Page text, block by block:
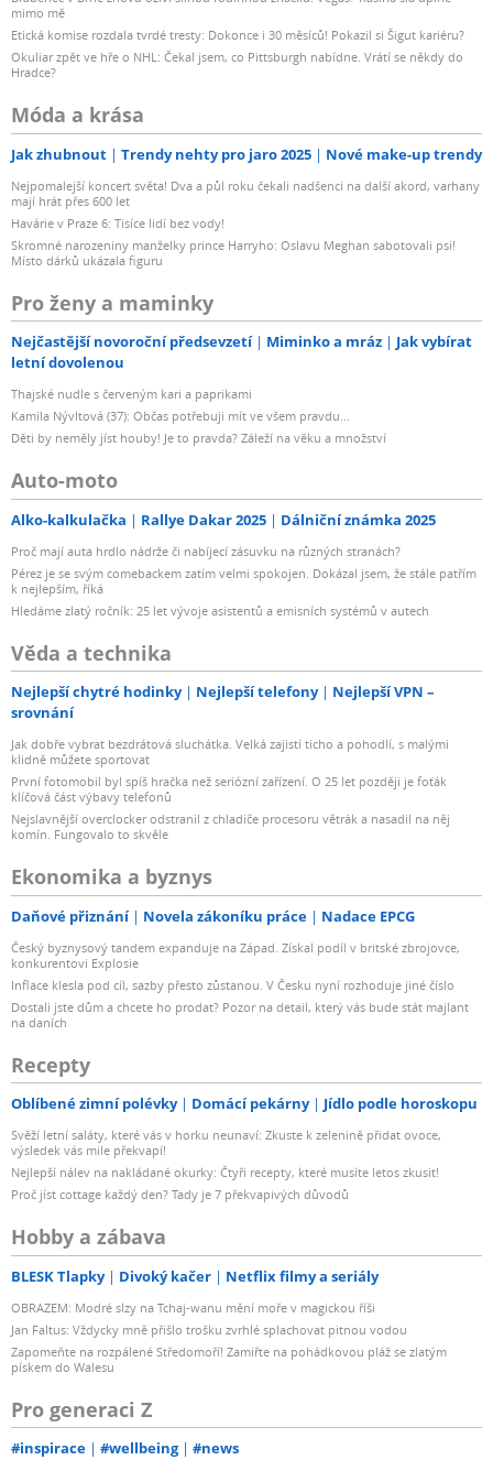
mimo mě
Etická komise rozdala tvrdé tresty: Dokonce i 30 měsíců! Pokazil si Šigut kariéru?
Okuliar zpět ve hře o NHL: Čekal jsem, co Pittsburgh nabídne. Vrátí se někdy do
Hradce?
Móda a krása
Jak zhubnout Trendy nehty pro jaro 2025 Nové make-up trendy
Nejpomalejší koncert světa! Dva a půl roku čekali nadšenci na další akord, varhany
mají hrát přes 600 let
Havárie v Praze 6: Tisíce lidí bez vody!
Skromné narozeniny manželky prince Harryho: Oslavu Meghan sabotovali psi!
Místo dárků ukázala figuru
Pro ženy a maminky
Nejčastější novoroční předsevzetí Miminko a mráz
Jak vybírat
letní dovolenou
Thajské nudle s červeným kari a paprikami
Kamila Nývltová (37): Občas potřebuji mít ve všem pravdu...
Děti by neměly jíst houby! Je to pravda? Záleží na věku a množství
Auto-moto
Alko-kalkulačka Rallye Dakar 2025 Dálniční známka 2025
Proč mají auta hrdlo nádrže či nabíjecí zásuvku na různých stranách?
Pérez je se svým comebackem zatím velmi spokojen. Dokázal jsem, že stále patřím
k nejlepším, říká
Hledáme zlatý ročník: 25 let vývoje asistentů a emisních systémů v autech
Věda a technika
Nejlepší chytré hodinky Nejlepší telefony
Nejlepší VPN –
srovnání
Jak dobře vybrat bezdrátová sluchátka. Velká zajistí ticho a pohodlí, s malými
klidně můžete sportovat
První fotomobil byl spíš hračka než seriózní zařízení. O 25 let později je foťák
klíčová část výbavy telefonů
Nejslavnější overclocker odstranil z chladiče procesoru větrák a nasadil na něj
komín. Fungovalo to skvěle
Ekonomika a byznys
Daňové přiznání Novela zákoníku práce Nadace EPCG
Český byznysový tandem expanduje na Západ. Získal podíl v britské zbrojovce,
konkurentovi Explosie
Inflace klesla pod cíl, sazby přesto zůstanou. V Česku nyní rozhoduje jiné číslo
Dostali jste dům a chcete ho prodat? Pozor na detail, který vás bude stát majlant
na daních
Recepty
Oblíbené zimní polévky Domácí pekárny Jídlo podle horoskopu
Svěží letní saláty, které vás v horku neunaví: Zkuste k zelenině přidat ovoce,
výsledek vás mile překvapí!
Nejlepší nálev na nakládané okurky: Čtyři recepty, které musíte letos zkusit!
Proč jíst cottage každý den? Tady je 7 překvapivých důvodů
Hobby a zábava
BLESK Tlapky Divoký kačer Netflix filmy a seriály
OBRAZEM: Modré slzy na Tchaj-wanu mění moře v magickou říši
Jan Faltus: Vždycky mně přišlo trošku zvrhlé splachovat pitnou vodou
Zapomeňte na rozpálené Středomoří! Zamiřte na pohádkovou pláž se zlatým
pískem do Walesu
Pro generaci Z
#inspirace #wellbeing #news